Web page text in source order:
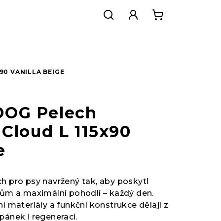
VANILLA BEIGE
Pelech
L 115x90
pro psy navržený tak, aby poskytl
a maximální pohodlí – každý den.
materiály a funkční konstrukce dělají z
i regeneraci.